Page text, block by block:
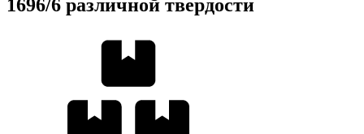
1696/6 различной твердости